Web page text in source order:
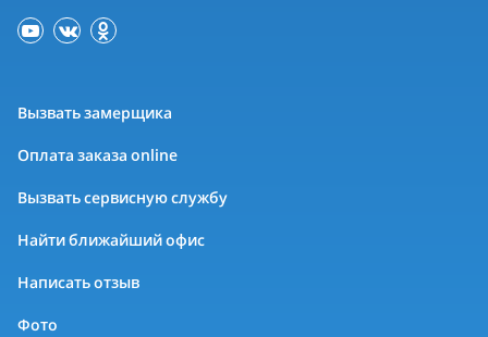
Вызвать замерщика
Оплата заказа online
Вызвать сервисную службу
Найти ближайший офис
Написать отзыв
Фото